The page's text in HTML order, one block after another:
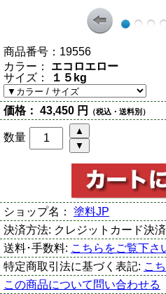
商品番号： 19556
カラー：
エコロエロー
サイズ：
１５kg
価格： 43,450 円 （税込・送料別）
数量
ショップ名： 塗料JP
決済方法: クレジットカード決済
送料･手数料: こちらをご覧下さ
特定商取引法に基づく表記: こ
この商品について問い合わせる